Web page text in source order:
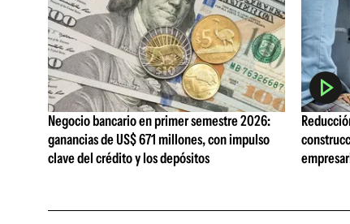
Negocio bancario en primer semestre 2026:
ganancias de US$ 671 millones, con impulso
clave del crédito y los depósitos